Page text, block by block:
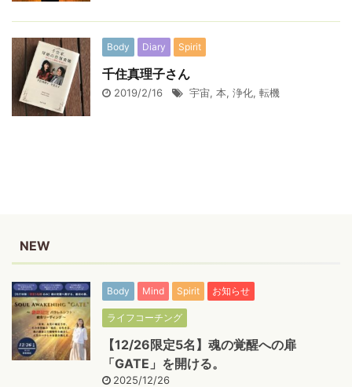
Body Diary Spirit
千住真理子さん
2019/2/16 宇宙, 本, 浄化, 転機
NEW
Body Mind Spirit お知らせ
ライフコーチング
【12/26限定5名】魂の覚醒への扉
「GATE」を開ける。
2025/12/26